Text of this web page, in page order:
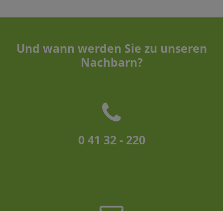
Und wann werden Sie zu unseren
Nachbarn?
0 41 32 - 220